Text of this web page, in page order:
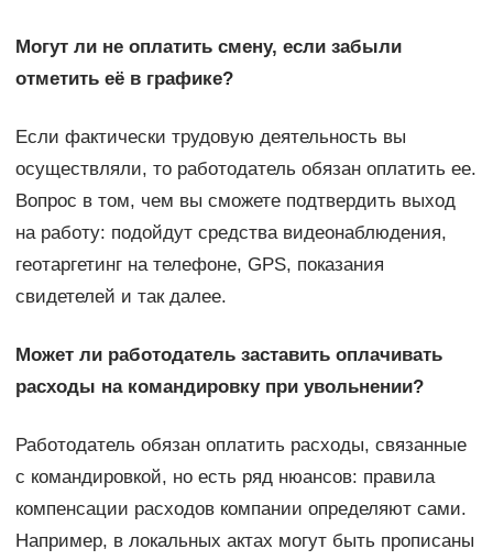
Могут ли не оплатить смену, если забыли
отметить её в графике?
Если фактически трудовую деятельность вы
осуществляли, то работодатель обязан оплатить ее.
Вопрос в том, чем вы сможете подтвердить выход
на работу: подойдут средства видеонаблюдения,
геотаргетинг на телефоне, GPS, показания
свидетелей и так далее.
Может ли работодатель заставить оплачивать
расходы на командировку при увольнении?
Работодатель обязан оплатить расходы, связанные
с командировкой, но есть ряд нюансов: правила
компенсации расходов компании определяют сами.
Например, в локальных актах могут быть прописаны